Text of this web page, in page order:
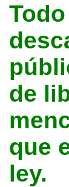
de
que
ley.